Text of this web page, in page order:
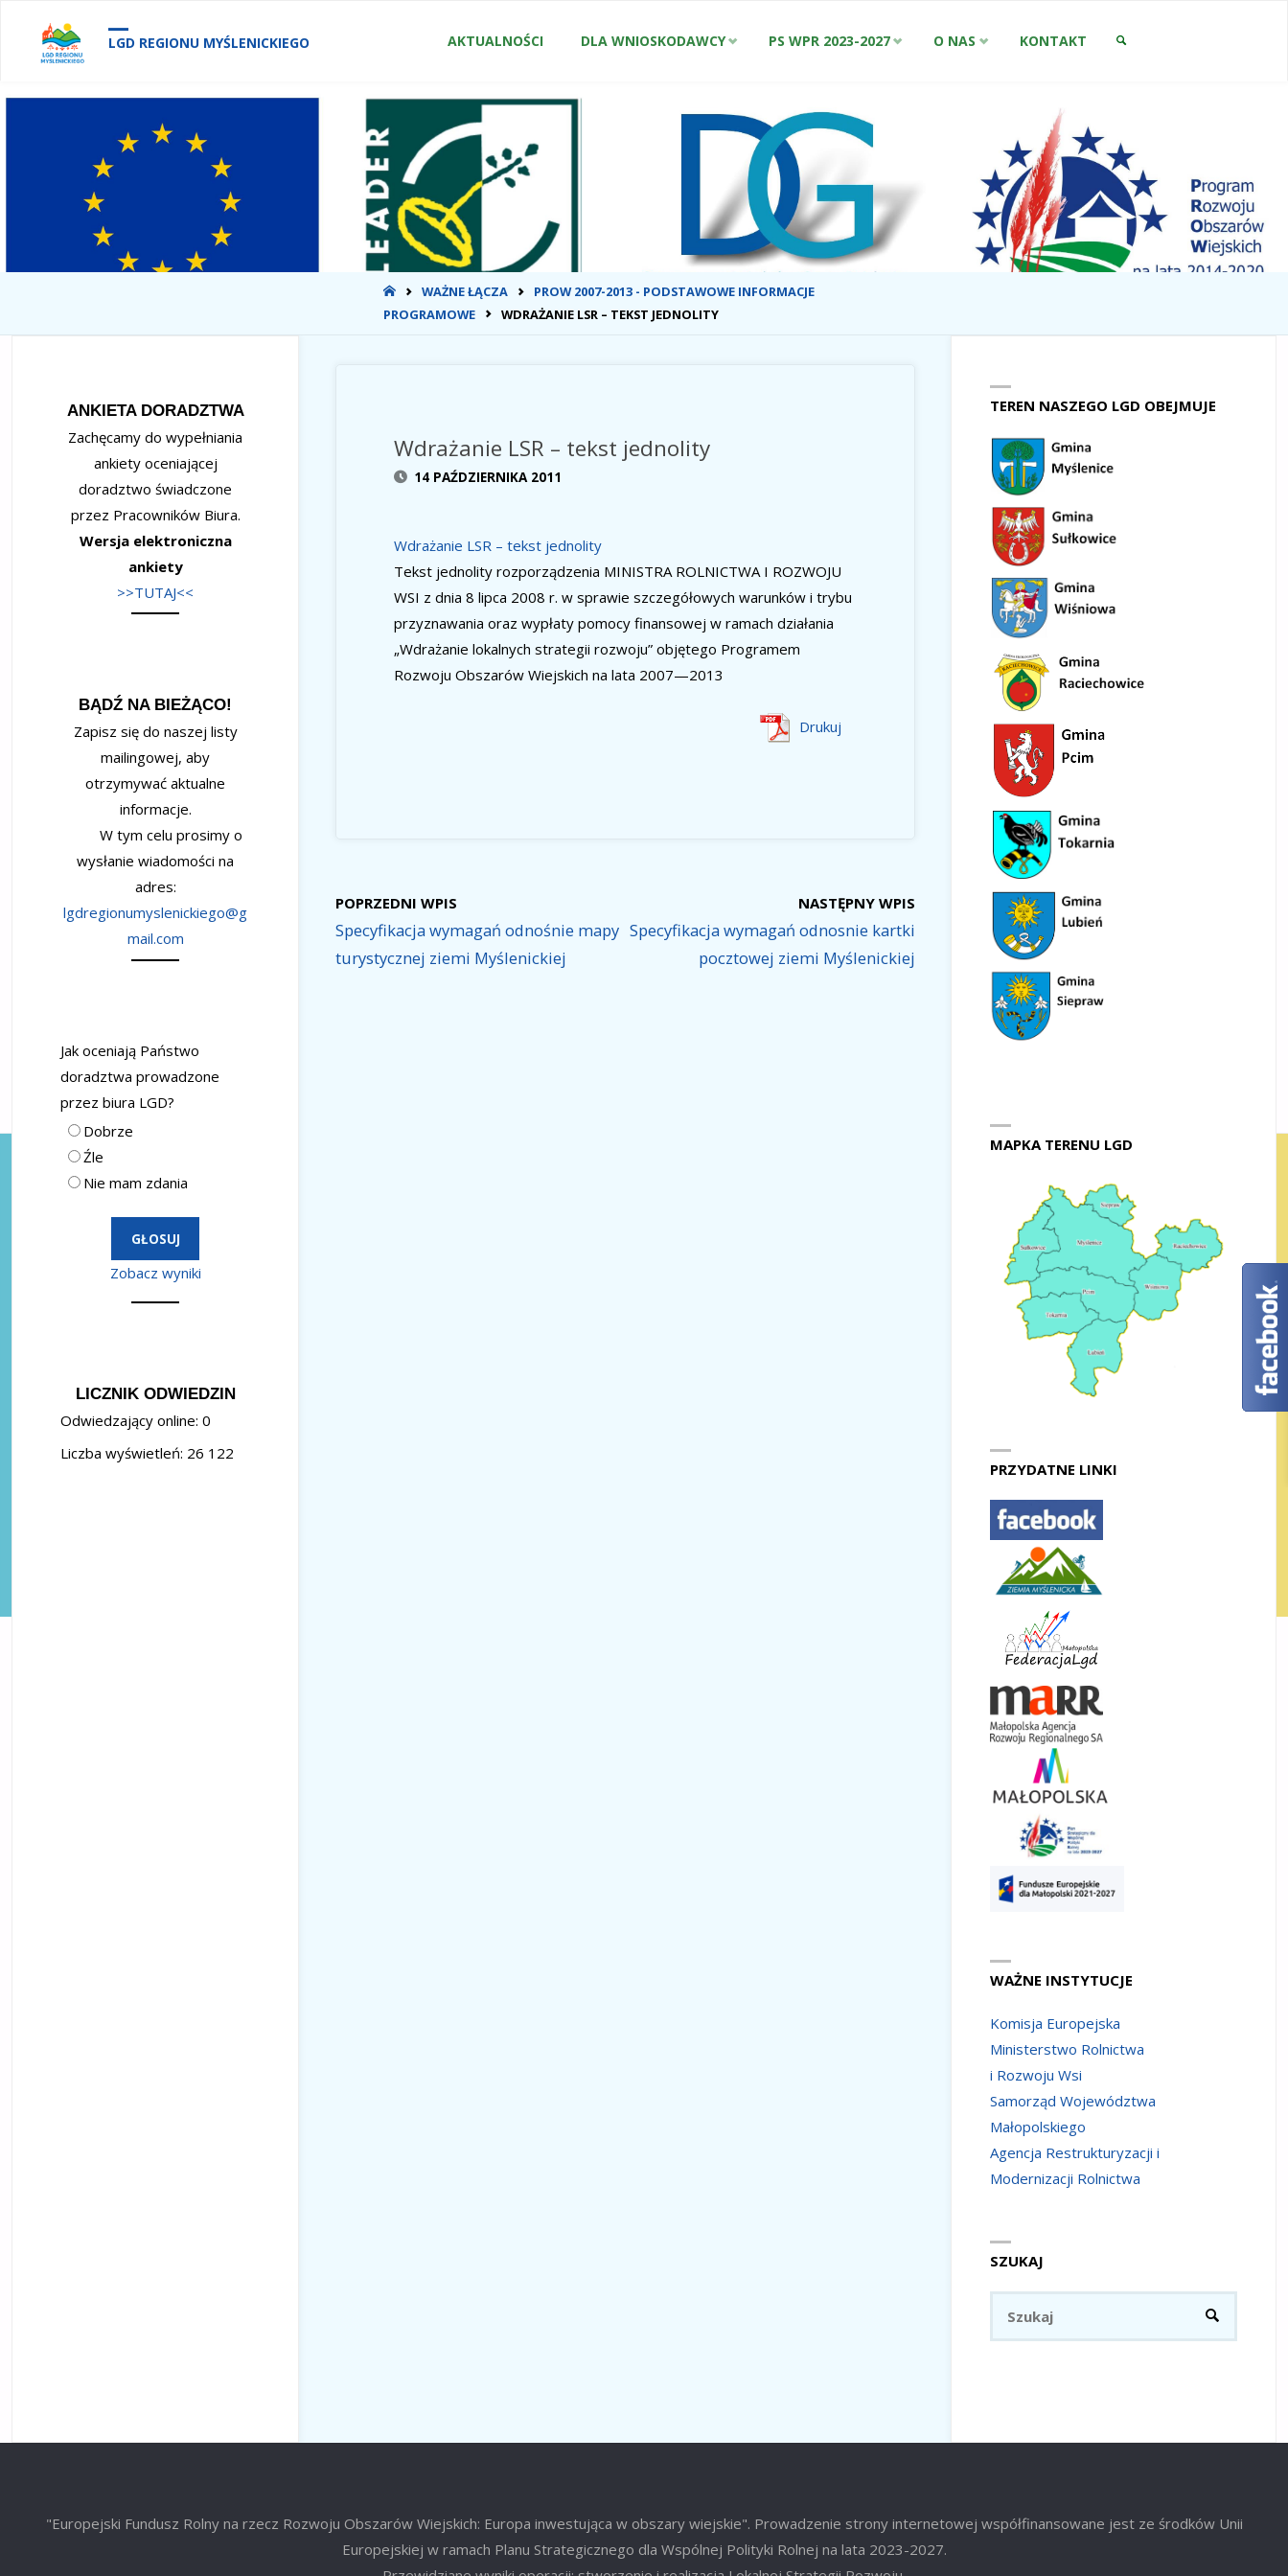
LGD REGIONU MYŚLENICKIEGO
treści
AKTUALNOŚCI DLA WNIOSKODAWCY PS WPR 2023-2027 O NAS KONTAKT
STRONA
GŁÓWNA
WAŻNE ŁĄCZA
PROW 2007-2013 - PODSTAWOWE INFORMACJE
PROGRAMOWE
WDRAŻANIE LSR – TEKST JEDNOLITY
Wdrażanie LSR – tekst jednolity
14 PAŹDZIERNIKA 2011
Wdrażanie LSR – tekst jednolity
Tekst jednolity rozporządzenia MINISTRA ROLNICTWA I ROZWOJU
WSI z dnia 8 lipca 2008 r. w sprawie szczegółowych warunków i trybu
przyznawania oraz wypłaty pomocy finansowej w ramach działania
„Wdrażanie lokalnych strategii rozwoju” objętego Programem
Rozwoju Obszarów Wiejskich na lata 2007—2013
Drukuj
POPRZEDNI WPIS
Specyfikacja wymagań odnośnie mapy
turystycznej ziemi Myślenickiej
NASTĘPNY WPIS
Specyfikacja wymagań odnosnie kartki
pocztowej ziemi Myślenickiej
ANKIETA DORADZTWA
Zachęcamy do wypełniania
ankiety oceniającej
doradztwo świadczone
przez Pracowników Biura.
Wersja elektroniczna
ankiety
>>TUTAJ<<
BĄDŹ NA BIEŻĄCO!
Zapisz się do naszej listy
mailingowej, aby
otrzymywać aktualne
informacje.
W tym celu prosimy o
wysłanie wiadomości na
adres:
lgdregionumyslenickiego@g
mail.com
Jak oceniają Państwo
doradztwa prowadzone
przez biura LGD?
Dobrze
Źle
Nie mam zdania
Zobacz wyniki
LICZNIK ODWIEDZIN
Odwiedzający online: 0
Liczba wyświetleń: 26 122
TEREN NASZEGO LGD OBEJMUJE
MAPKA TERENU LGD
PRZYDATNE LINKI
WAŻNE INSTYTUCJE
Komisja Europejska
Ministerstwo Rolnictwa
i Rozwoju Wsi
Samorząd Województwa
Małopolskiego
Agencja Restrukturyzacji i
Modernizacji Rolnictwa
SZUKAJ
SZUKAJ
"Europejski Fundusz Rolny na rzecz Rozwoju Obszarów Wiejskich: Europa inwestująca w obszary wiejskie". Prowadzenie strony internetowej współfinansowane jest ze środków Unii
Europejskiej w ramach Planu Strategicznego dla Wspólnej Polityki Rolnej na lata 2023-2027.